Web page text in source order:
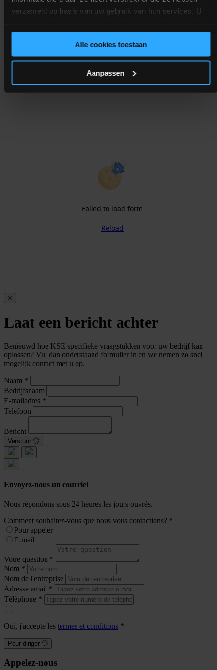
verzameld op basis van uw gebruik van hun services. U
gebruiken.
Alle cookies toestaan
Aanpassen
Subscribe to our newsletter
Join our mailing list and get the latest news and developments
delivered directly in your inbox.
Failed to load form
Reload
Laat een bericht achter
Benieuwd hoe KSE specifieke vraagstukken voor uw bedrijf kan
oplossen? Vul dan onderstaand formulier in en we nemen zo snel
mogelijk contact met u op.
Naam *
Bedrijfsnaam
E-mailadres *
Telefoon
Bericht
Verstuur
Envoyez-nous un courriel
Nous répondons sous 24 heures les jours ouvrés.
Comment souhaitez-vous que nous vous contactions? *
Pour appeler
E-mail
Votre question *
Nom *
Nom de l'entreprise
Adresse email *
Téléphone *
Oui, j'accepte les termes et conditions *
Pour diriger
Appelez-nous